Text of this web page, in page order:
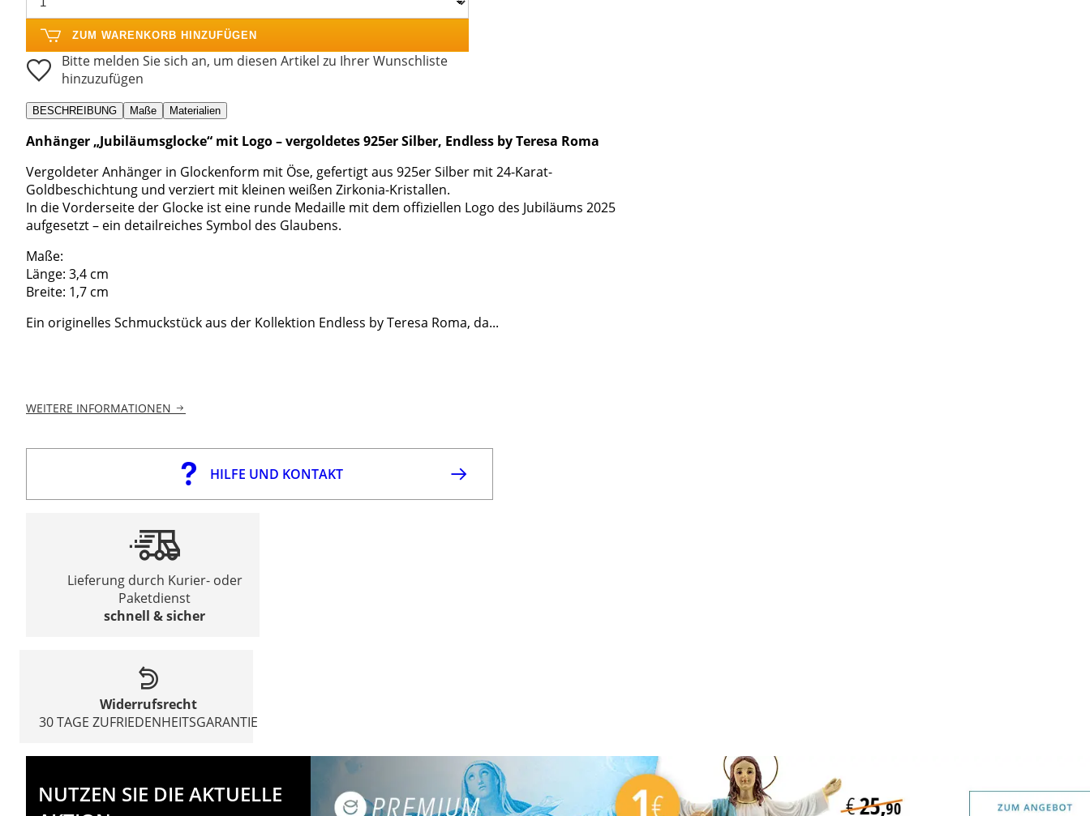
ZUM WARENKORB HINZUFÜGEN
Bitte melden Sie sich an, um diesen Artikel zu Ihrer Wunschliste
hinzuzufügen
BESCHREIBUNG Maße Materialien
Anhänger „Jubiläumsglocke“ mit Logo – vergoldetes 925er Silber, Endless by Teresa Roma
Vergoldeter Anhänger in Glockenform mit Öse, gefertigt aus 925er Silber mit 24-Karat-
Goldbeschichtung und verziert mit kleinen weißen Zirkonia-Kristallen.
In die Vorderseite der Glocke ist eine runde Medaille mit dem offiziellen Logo des Jubiläums 2025
aufgesetzt – ein detailreiches Symbol des Glaubens.
Maße:
Länge: 3,4 cm
Breite: 1,7 cm
Ein originelles Schmuckstück aus der Kollektion Endless by Teresa Roma, da...
WEITERE INFORMATIONEN
HILFE UND KONTAKT
Lieferung durch Kurier- oder
Paketdienst
schnell & sicher
Widerrufsrecht
30 TAGE ZUFRIEDENHEITSGARANTIE
NUTZEN SIE DIE AKTUELLE